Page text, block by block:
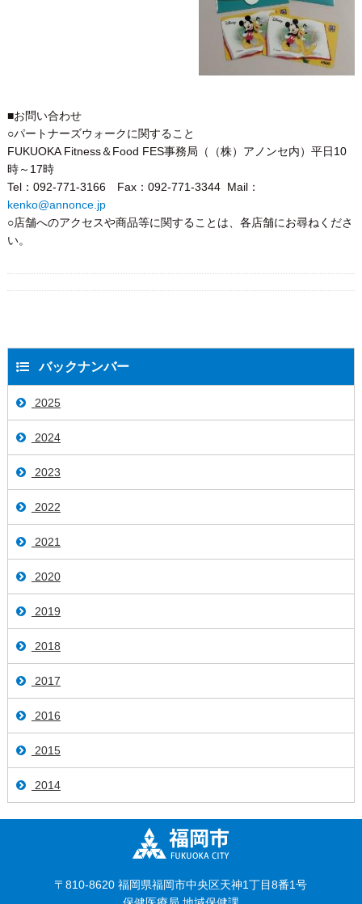
■お問い合わせ
○パートナーズウォークに関すること
FUKUOKA Fitness＆Food FES事務局（（株）アノンセ内）平日10
時～17時
Tel：092-771-3166 Fax：092-771-3344 Mail：
kenko@annonce.jp
○店舗へのアクセスや商品等に関することは、各店舗にお尋ねくださ
い。
バックナンバー
2025
2024
2023
2022
2021
2020
2019
2018
2017
2016
2015
2014
〒810-8620 福岡県福岡市中央区天神1丁目8番1号